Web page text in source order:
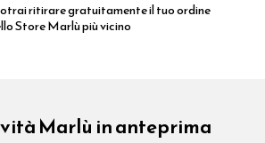
ritirare gratuitamente il tuo ordine
Store Marlù più vicino
Marlù in anteprima